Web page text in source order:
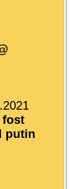
fost
putin